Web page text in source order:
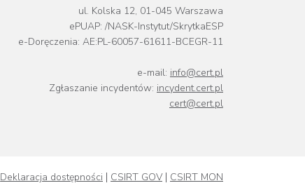
ul. Kolska 12, 01-045 Warszawa
ePUAP: /NASK-Instytut/SkrytkaESP
e-Doręczenia: AE:PL-60057-61611-BCEGR-11
e-mail: info@cert.pl
Zgłaszanie incydentów: incydent.cert.pl
cert@cert.pl
Deklaracja dostępności CSIRT GOV CSIRT MON